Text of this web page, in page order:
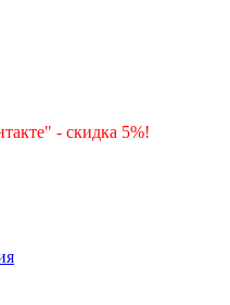
- скидка 5%!